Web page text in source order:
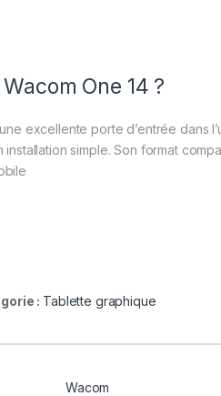
One 14 ?
excellente porte d’entrée dans
simple. Son format
: Tablette graphique
Wacom